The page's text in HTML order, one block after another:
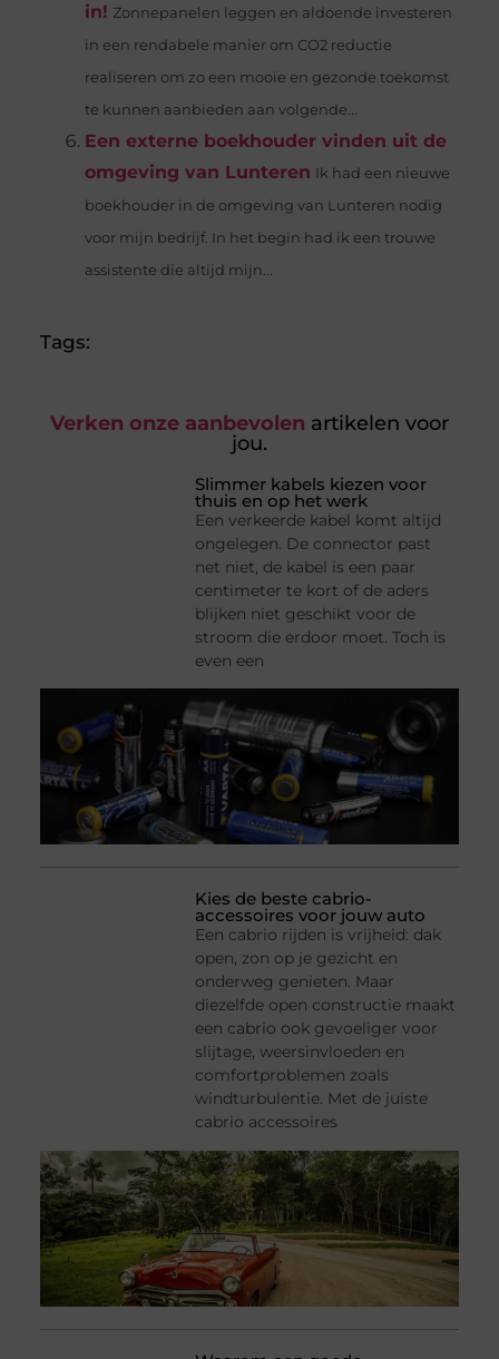
in! Zonnepanelen leggen en aldoende investeren
in een rendabele manier om CO2 reductie
realiseren om zo een mooie en gezonde toekomst
te kunnen aanbieden aan volgende...
Een externe boekhouder vinden uit de
omgeving van Lunteren Ik had een nieuwe
boekhouder in de omgeving van Lunteren nodig
voor mijn bedrijf. In het begin had ik een trouwe
assistente die altijd mijn...
Tags:
Verken onze aanbevolen artikelen voor
jou.
Slimmer kabels kiezen voor
thuis en op het werk
Een verkeerde kabel komt altijd
ongelegen. De connector past
net niet, de kabel is een paar
centimeter te kort of de aders
blijken niet geschikt voor de
stroom die erdoor moet. Toch is
even een
Kies de beste cabrio-
accessoires voor jouw auto
Een cabrio rijden is vrijheid: dak
open, zon op je gezicht en
onderweg genieten. Maar
diezelfde open constructie maakt
een cabrio ook gevoeliger voor
slijtage, weersinvloeden en
comfortproblemen zoals
windturbulentie. Met de juiste
cabrio accessoires